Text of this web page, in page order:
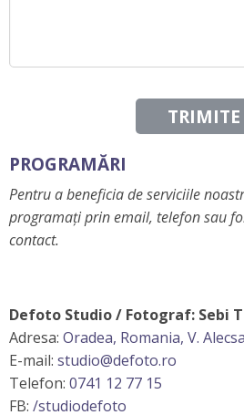
TRIMITE
PROGRAMĂRI
Pentru a beneficia de serviciile
programați prin email, telefon sau
contact.
Defoto Studio / Fotograf: Sebi
Adresa: Oradea, Romania, V.
E-mail: studio@defoto.ro
Telefon: 0741 12 77 15
FB: /studiodefoto